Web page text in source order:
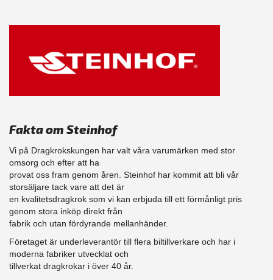
Fakta om Steinhof
Vi på Dragkrokskungen har valt våra varumärken med stor
omsorg och efter att ha
provat oss fram genom åren. Steinhof har kommit att bli vår
storsäljare tack vare att det är
en kvalitetsdragkrok som vi kan erbjuda till ett förmånligt pris
genom stora inköp direkt från
fabrik och utan fördyrande mellanhänder.
Företaget är underleverantör till flera biltillverkare och har i
moderna fabriker utvecklat och
tillverkat dragkrokar i över 40 år.